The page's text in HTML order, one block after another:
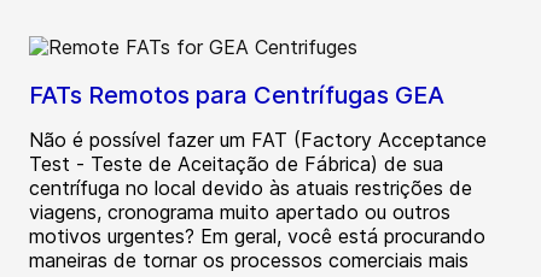
FATs Remotos para Centrífugas GEA
Não é possível fazer um FAT (Factory Acceptance
Test - Teste de Aceitação de Fábrica) de sua
centrífuga no local devido às atuais restrições de
viagens, cronograma muito apertado ou outros
motivos urgentes? Em geral, você está procurando
maneiras de tornar os processos comerciais mais